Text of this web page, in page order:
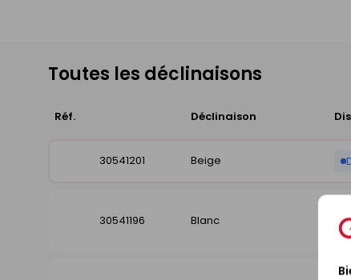
Toutes les déclinaisons
Réf. Déclinaison
30541201 Beige
30541196 Blanc